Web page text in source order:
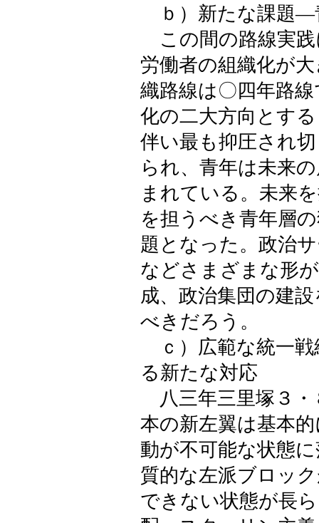
ｂ）新たな課題―
この間の路線実践
労働者の組織化が
織路線は〇四年路
化の二大方向とす
伴い最も抑圧され
られ、青年は未来
まれている。未来
を担うべき青年層
題となった。政治
などさまざまな形
成、政治集団の建
べきだろう。
ｃ）広範な統一戦
る新たな対応
八三年三里塚３・
本の新左翼は基本
動が不可能な状態
質的な左派ブロッ
できない状態が長